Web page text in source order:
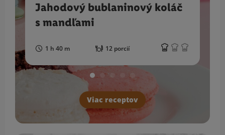
Jahodový bublaninový koláč
s mandľami
1 h 40 m 12 porcií
Viac receptov